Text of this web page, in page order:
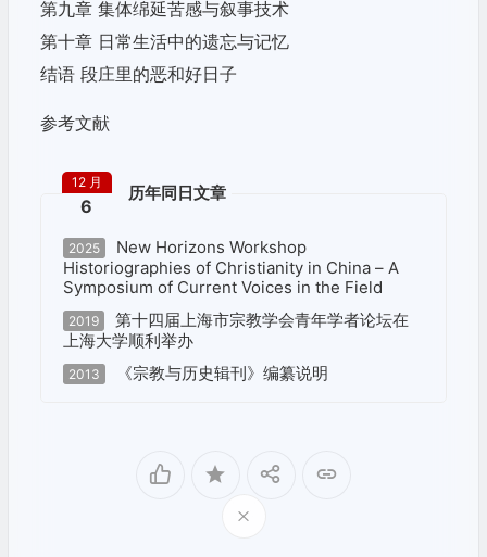
第九章 集体绵延苦感与叙事技术
第十章 日常生活中的遗忘与记忆
结语 段庄里的恶和好日子
参考文献
历年同日文章
12 月
6
2025
New Horizons Workshop
Historiographies of Christianity in China – A
Symposium of Current Voices in the Field
2019
第十四届上海市宗教学会青年学者论坛在
上海大学顺利举办
2013 《宗教与历史辑刊》编纂说明